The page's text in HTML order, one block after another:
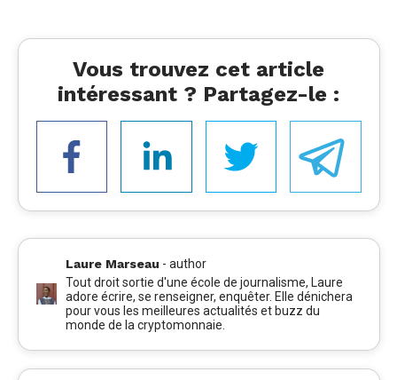
Vous trouvez cet article
intéressant ? Partagez-le :
Laure Marseau -author
Tout droit sortie d'une école de journalisme, Laure
adore écrire, se renseigner, enquêter. Elle dénichera
pour vous les meilleures actualités et buzz du
monde de la cryptomonnaie.